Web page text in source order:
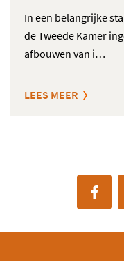
In een belangrijke
de Tweede Kamer
afbouwen van i…
LEES MEER